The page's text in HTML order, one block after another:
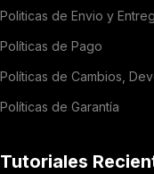
Politicas de Envio y
Políticas de Pago
Políticas de Cambios,
Políticas de Garantía
Tutoriales